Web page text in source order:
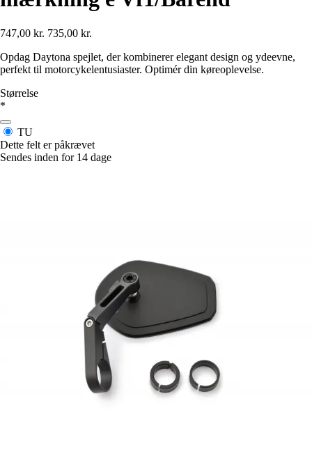
747,00 kr. 735,00 kr.
Opdag Daytona spejlet, der kombinerer elegant design og ydeevne,
perfekt til motorcykelentusiaster. Optimér din køreoplevelse.
Størrelse
*
TU
Dette felt er påkrævet
Sendes inden for 14 dage